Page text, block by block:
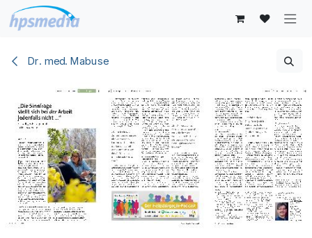
Zum Inhalt springen
Dr. med. Mabuse